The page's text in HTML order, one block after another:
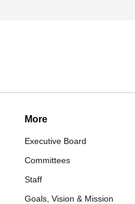
More
Executive Board
Committees
Staff
Goals, Vision & Mission